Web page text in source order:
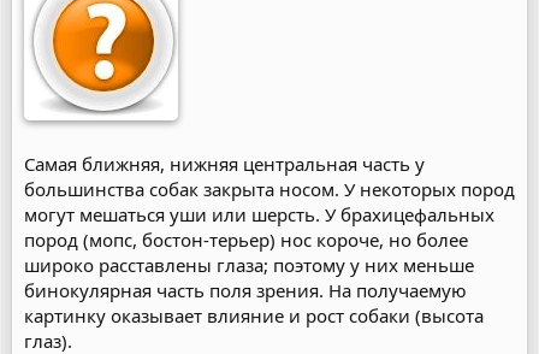
Самая ближняя, нижняя центральная часть у
большинства собак закрыта носом. У некоторых пород
могут мешаться уши или шерсть. У брахицефальных
пород (мопс, бостон-терьер) нос короче, но более
широко расставлены глаза; поэтому у них меньше
бинокулярная часть поля зрения. На получаемую
картинку оказывает влияние и рост собаки (высота
глаз).